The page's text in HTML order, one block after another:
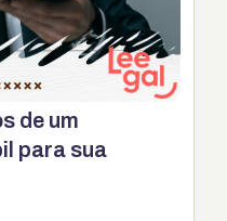
de um
para sua